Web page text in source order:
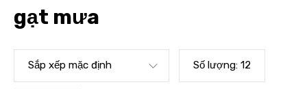
gạt mưa
Sắp xếp mặc định Số lượng: 12